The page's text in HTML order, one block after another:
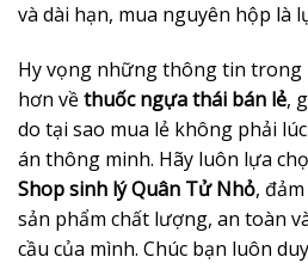
và dài hạn, mua nguyên hộp là
Hy vọng những thông tin trong
hơn vềthuốc ngựa thái bán lẻ,
do tại sao mua lẻ không phải
án thông minh. Hãy luôn lựa
Shop sinh lý Quân Tử Nhỏ,
sản phẩm chất lượng, an toàn
cầu của mình. Chúc bạn luôn